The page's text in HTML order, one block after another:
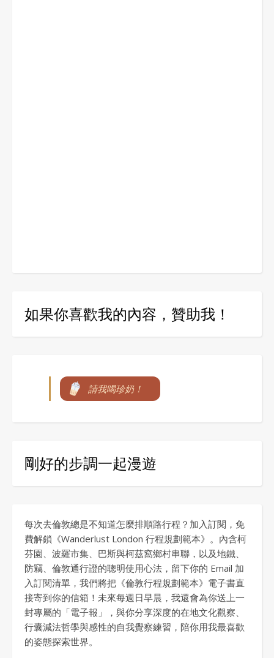
如果你喜歡我的內容，贊助我！
請我喝珍奶！
剛好的步調一起漫遊
每次去倫敦總是不知道怎麼排順路行程？加入訂閱，免
費解鎖《Wanderlust London 行程規劃範本》。內含柯
芬園、波羅市集、巴斯與柯茲窩鄉村串聯，以及地鐵、
防竊、倫敦通行證的聰明使用心法，留下你的 Email 加
入訂閱清單，我們將把《倫敦行程規劃範本》電子書直
接寄到你的信箱！未來每週日早晨，我還會為你送上一
封專屬的「電子報」，與你分享深度的在地文化觀察、
行囊減法哲學與感性的自我覺察練習，陪你用我最喜歡
的姿態探索世界。